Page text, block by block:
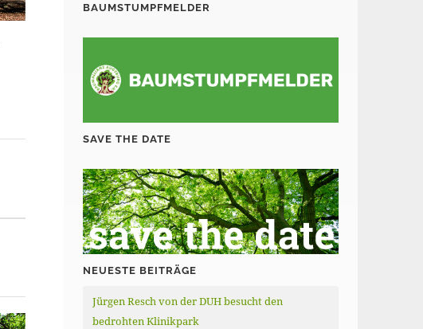
BAUMSTUMPFMELDER
SAVE THE DATE
NEUESTE BEITRÄGE
Jürgen Resch von der DUH besucht den
bedrohten Klinikpark